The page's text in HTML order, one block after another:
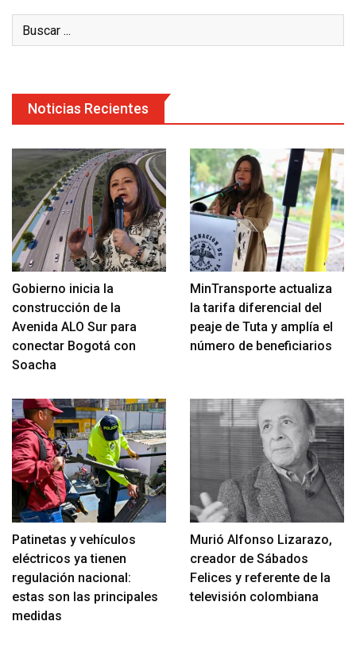
Noticias Recientes
Gobierno inicia la
construcción de la
Avenida ALO Sur para
conectar Bogotá con
Soacha
MinTransporte actualiza
la tarifa diferencial del
peaje de Tuta y amplía el
número de beneficiarios
Patinetas y vehículos
eléctricos ya tienen
regulación nacional:
estas son las principales
medidas
Murió Alfonso Lizarazo,
creador de Sábados
Felices y referente de la
televisión colombiana